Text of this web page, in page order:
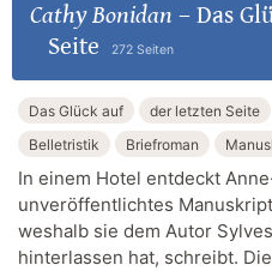
Cathy Bonidan – Das
Seite
272 Seiten
Das Glück auf der letzten Seite
Belletristik
Briefroman
In einem Hotel entdeckt
unveröffentlichtes
weshalb sie dem Autor
hinterlassen hat, schreibt.